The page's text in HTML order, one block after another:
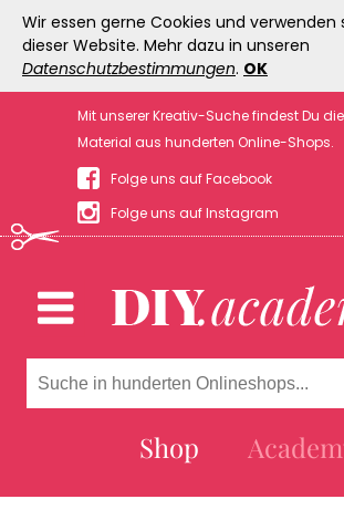
Wir essen gerne Cookies und verwenden
dieser Website. Mehr dazu in unseren
Datenschutzbestimmungen. OK
Mit unserer Kreativ-Suche findest Du
Material aus hunderten Online-Shops.
Folge uns auf Facebook
Folge uns auf Instagram
Shop